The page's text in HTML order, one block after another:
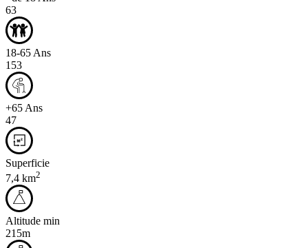
63
18-65 Ans
153
+65 Ans
47
Superficie
7,4 km2
Altitude min
215m